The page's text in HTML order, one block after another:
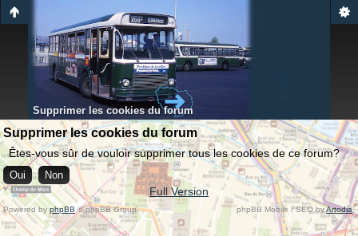
Supprimer les cookies du forum
Supprimer les cookies du forum
Êtes-vous sûr de vouloir supprimer tous les cookies de ce forum?
Full Version
Powered byphpBB © phpBB Group. phpBB Mobile / SEO byArtodia.